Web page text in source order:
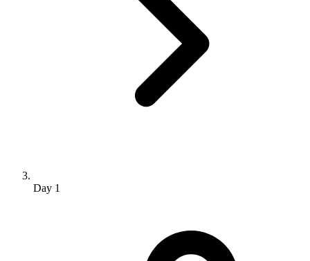
Day 1